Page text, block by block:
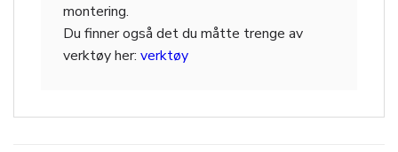
montering.
Du finner også det du måtte trenge av
verktøy her: verktøy